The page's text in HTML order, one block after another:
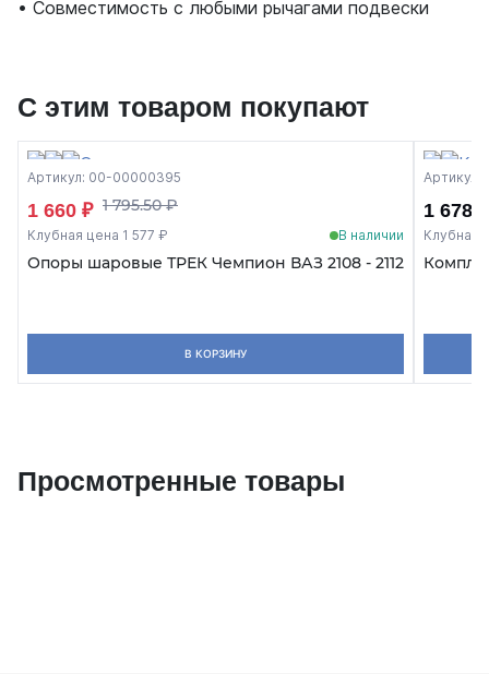
• Совместимость с любыми рычагами подвески
С этим товаром покупают
Артикул: 00-00000395
1 660 ₽ 1 795.50 ₽
Клубная цена 1 577 ₽ В наличии
Опоры шаровые ТРЕК Чемпион ВАЗ 2108 - 2112
В КОРЗИНУ
Артикул:
1 678 ₽
Клубная
Просмотренные товары